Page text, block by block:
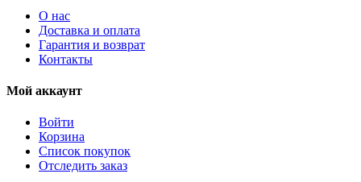
О нас
Доставка и оплата
Гарантия и возврат
Контакты
Мой аккаунт
Войти
Корзина
Список покупок
Отследить заказ